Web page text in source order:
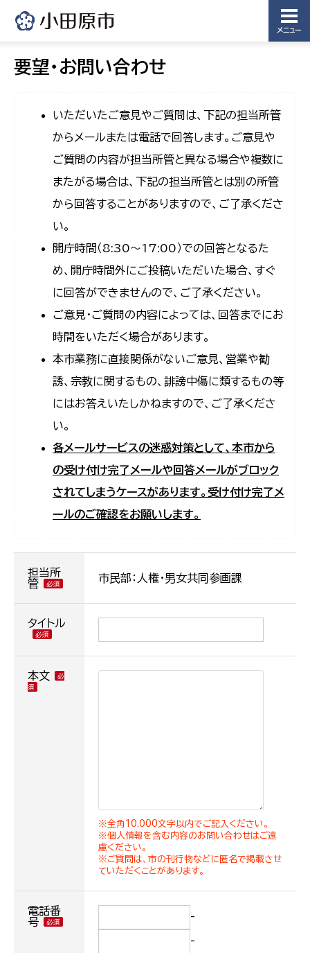
メニュー
要望・お問い合わせ
いただいたご意見やご質問は、下記の担当所管
からメールまたは電話で回答します。ご意見や
ご質問の内容が担当所管と異なる場合や複数に
またがる場合は、下記の担当所管とは別の所管
から回答することがありますので、ご了承くださ
い。
開庁時間（8:30〜17:00）での回答となるた
め、開庁時間外にご投稿いただいた場合、すぐ
に回答ができませんので、ご了承ください。
ご意見・ご質問の内容によっては、回答までにお
時間をいただく場合があります。
本市業務に直接関係がないご意見、営業や勧
誘、宗教に関するもの、誹謗中傷に類するもの等
にはお答えいたしかねますので、ご了承くださ
い。
各メールサービスの迷惑対策として、本市から
の受け付け完了メールや回答メールがブロック
されてしまうケースがあります。受け付け完了メ
ールのご確認をお願いします。
担当所
管
市民部：人権・男女共同参画課
タイトル
本文
※全角10,000文字以内でご記入ください。
※個人情報を含む内容のお問い合わせはご遠
慮ください。
※ご質問は、市の刊行物などに匿名で掲載させ
ていただくことがあります。
電話番
号
-
-